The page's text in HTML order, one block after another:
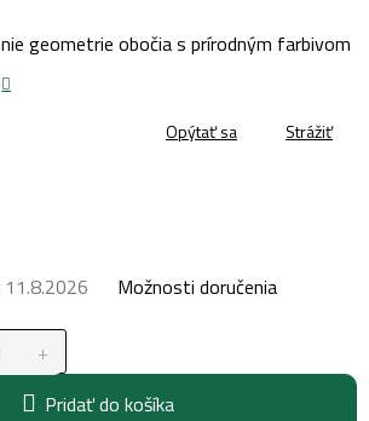
11.8.2026 Možnosti doručenia
Pridať do košíka
geometrie obočia s prírodným farbivom
Opýtať sa Strážiť